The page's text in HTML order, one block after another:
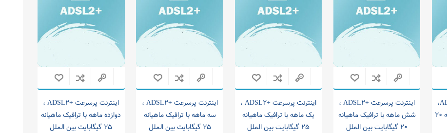
اینترنت پرسرعت + ADSL۲،
سه ماهه با ترافیک ماهیانه ۲۰
اینترنت پرسرعت +ADSL۲ ،
شش ماهه با ترافیک ماهیانه
۲۰ گیگابایت بین الملل
اینترنت پرسرعت +ADSL۲ ،
یک ماهه با ترافیک ماهیانه
۲۵ گیگابایت بین الملل
اینترنت پرسرعت +ADSL۲ ،
سه ماهه با ترافیک ماهیانه
۲۵ گیگابایت بین الملل
اینترنت پرسرعت +ADSL۲ ،
دوازده ماهه با ترافیک ماهیانه
۲۵ گیگابایت بین الملل